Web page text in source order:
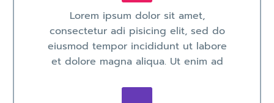
Lorem ipsum dolor sit amet,
consectetur adi pisicing elit, sed do
eiusmod tempor incididunt ut labore
et dolore magna aliqua. Ut enim ad